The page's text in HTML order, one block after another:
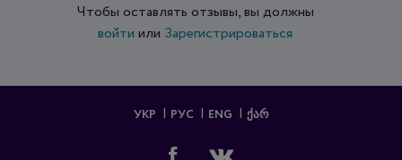
Чтобы оставлять отзывы, вы должны
войти или Зарегистрироваться
УКР РУС ENG ᲥᲐᲠ